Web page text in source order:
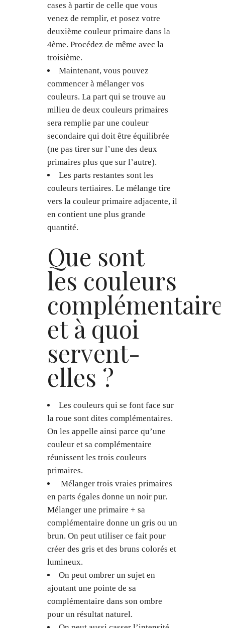
cases à partir de celle que vous
venez de remplir, et posez votre
deuxième couleur primaire dans la
4ème. Procédez de même avec la
troisième.
Maintenant, vous pouvez
commencer à mélanger vos
couleurs. La part qui se trouve au
milieu de deux couleurs primaires
sera remplie par une couleur
secondaire qui doit être équilibrée
(ne pas tirer sur l’une des deux
primaires plus que sur l’autre).
Les parts restantes sont les
couleurs tertiaires. Le mélange tire
vers la couleur primaire adjacente, il
en contient une plus grande
quantité.
Que sont
les couleurs
et à quoi
servent-
elles ?
Les couleurs qui se font face sur
la roue sont dites complémentaires.
On les appelle ainsi parce qu’une
couleur et sa complémentaire
réunissent les trois couleurs
primaires.
Mélanger trois vraies primaires
en parts égales donne un noir pur.
Mélanger une primaire + sa
complémentaire donne un gris ou un
brun. On peut utiliser ce fait pour
créer des gris et des bruns colorés et
lumineux.
On peut ombrer un sujet en
ajoutant une pointe de sa
complémentaire dans son ombre
pour un résultat naturel.